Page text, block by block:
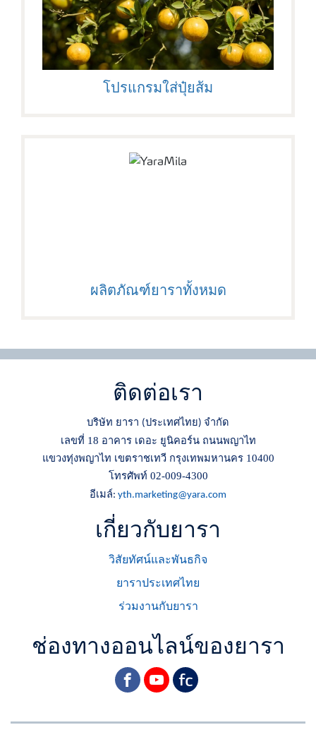
โปรแกรมใส่ปุ๋ยส้ม
ผลิตภัณฑ์ยาราทั้งหมด
ติดต่อเรา
บริษัท ยารา (ประเทศไทย) จำกัด
เลขที่ 18 อาคาร เดอะ ยูนิคอร์น ถนนพญาไท
แขวงทุ่งพญาไท เขตราชเทวี กรุงเทพมหานคร 10400
โทรศัพท์ 02-009-4300
อีเมล์: yth.marketing@yara.com
เกี่ยวกับยารา
วิสัยทัศน์และพันธกิจ
ยาราประเทศไทย
ร่วมงานกับยารา
ช่องทางออนไลน์ของยารา
facebookyoutube
yara